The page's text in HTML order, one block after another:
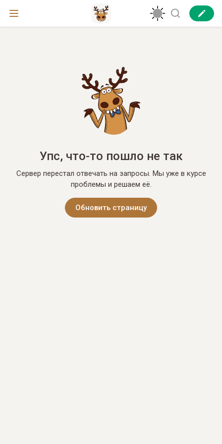
Упс, что-то пошло не так
Сервер перестал отвечать на запросы. Мы уже в курсе
проблемы и решаем её.
Обновить страницу